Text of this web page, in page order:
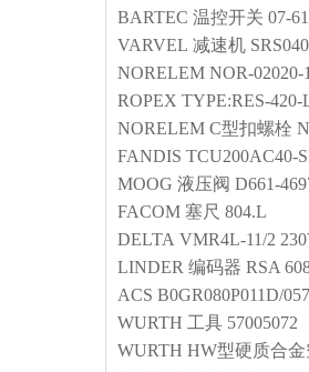
BARTEC 温控开关 07-
VARVEL 减速机
NORELEM NOR-02020-
ROPEX TYPE:RES-420-
NORELEM C型扣螺栓
FANDIS TCU200AC40-
MOOG 液压阀 D661-
FACOM 塞尺 804.L
DELTA VMR4L-11/2
LINDER 编码器 RSA
ACS B0GR080P011D/
WURTH 工具 57005072
WURTH HW型硬质合